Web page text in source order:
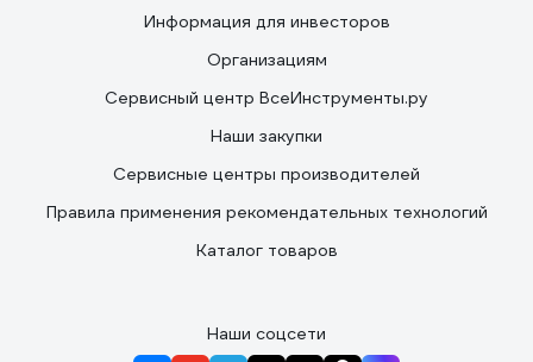
Информация для инвесторов
Организациям
Сервисный центр ВсеИнструменты.ру
Наши закупки
Сервисные центры производителей
Правила применения рекомендательных технологий
Каталог товаров
Наши соцсети